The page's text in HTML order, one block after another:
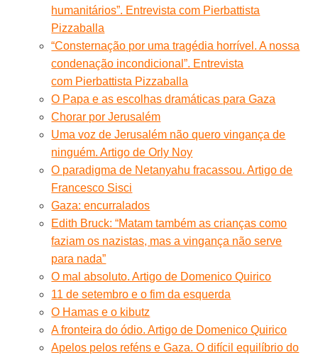
humanitários”. Entrevista com Pierbattista
Pizzaballa
“Consternação por uma tragédia horrível. A nossa
condenação incondicional”. Entrevista
com Pierbattista Pizzaballa
O Papa e as escolhas dramáticas para Gaza
Chorar por Jerusalém
Uma voz de Jerusalém não quero vingança de
ninguém. Artigo de Orly Noy
O paradigma de Netanyahu fracassou. Artigo de
Francesco Sisci
Gaza: encurralados
Edith Bruck: “Matam também as crianças como
faziam os nazistas, mas a vingança não serve
para nada”
O mal absoluto. Artigo de Domenico Quirico
11 de setembro e o fim da esquerda
O Hamas e o kibutz
A fronteira do ódio. Artigo de Domenico Quirico
Apelos pelos reféns e Gaza. O difícil equilíbrio do